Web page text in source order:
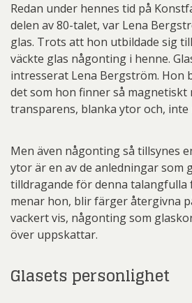
Redan under hennes tid på
delen av 80-talet, var Lena
glas. Trots att hon utbildade sig
väckte glas någonting i henne.
intresserat Lena Bergström. Hon
det som hon finner så magnetiskt
transparens, blanka ytor och, inte
Men även någonting så tillsynes
ytor är en av de anledningar som
tilldragande för denna talangfulla
menar hon, blir färger återgivna
vackert vis, någonting som
över uppskattar.
Glasets personlighet